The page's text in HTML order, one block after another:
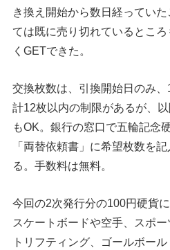
き換え開始から数日経ってい
ては既に売り切れているとこ
くGETできた。
交換枚数は、引換開始日のみ
計12枚以内の制限があるが、
もOK。銀行の窓口で五輪記念
「両替依頼書」に希望枚数を
る。手数料は無料。
今回の2次発行分の100円硬貨
スケートボードや空手、スポ
トリフティング、ゴールボール